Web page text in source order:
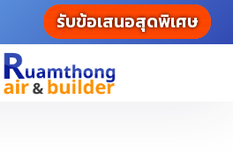
รับข้อเสนอสุดพิเศษ